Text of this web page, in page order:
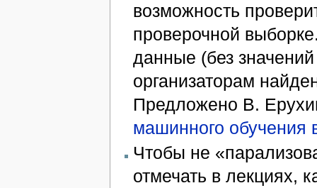
возможность
проверочной
данные (без
организаторам
Предложено В.
машинного обучения
Чтобы не
отмечать в лекциях,